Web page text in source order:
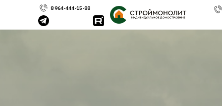
8 964-444-15-88